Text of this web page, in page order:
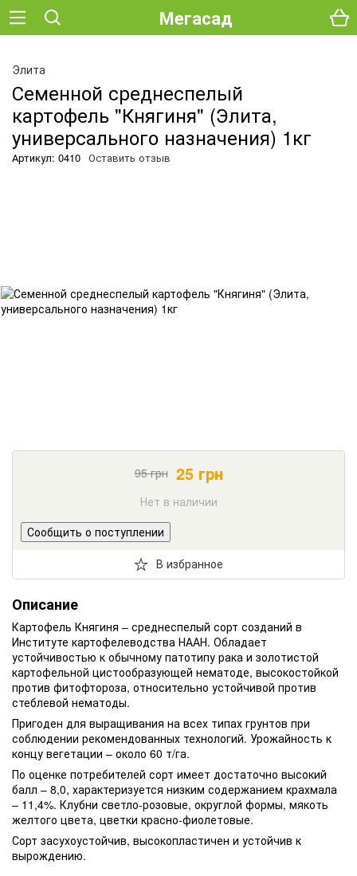
Мегасад
Элита
Семенной среднеспелый
картофель "Княгиня" (Элита,
универсального назначения) 1кг
Артикул: 0410 Оставить отзыв
95грн 25грн
Нет в наличии
Сообщить о поступлении
В избранное
Описание
Картофель Княгиня – среднеспелый сорт созданий в
Институте картофелеводства НААН. Обладает
устойчивостью к обычному патотипу рака и золотистой
картофельной цистообразующей нематоде, высокостойкой
против фитофтороза, относительно устойчивой против
стеблевой нематоды.
Пригоден для выращивания на всех типах грунтов при
соблюдении рекомендованных технологий. Урожайность к
концу вегетации – около 60 т/га.
По оценке потребителей сорт имеет достаточно высокий
балл – 8,0, характеризуется низким содержанием крахмала
– 11,4%. Клубни светло-розовые, округлой формы, мякоть
желтого цвета, цветки красно-фиолетовые.
Сорт засухоустойчив, высокопластичен и устойчив к
вырождению.